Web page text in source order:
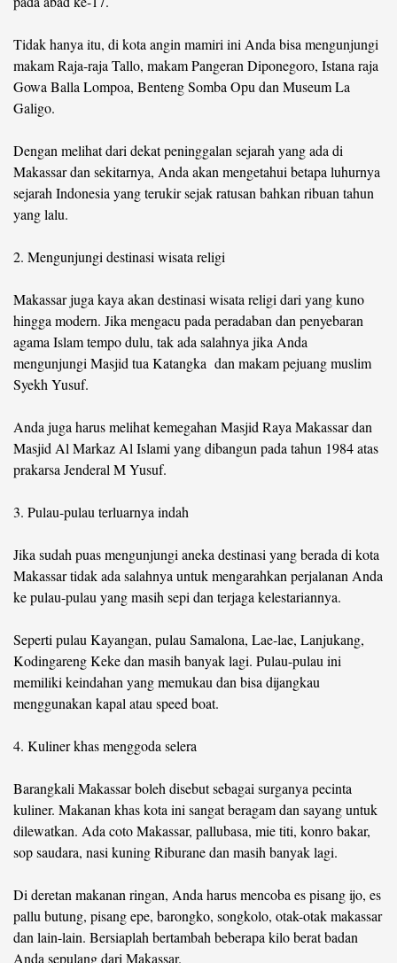
Tidak hanya itu, di kota angin mamiri ini Anda bisa mengunjungi
makam Raja-raja Tallo, makam Pangeran Diponegoro, Istana raja
Gowa Balla Lompoa, Benteng Somba Opu dan Museum La
Galigo.
Dengan melihat dari dekat peninggalan sejarah yang ada di
Makassar dan sekitarnya, Anda akan mengetahui betapa luhurnya
sejarah Indonesia yang terukir sejak ratusan bahkan ribuan tahun
yang lalu.
2. Mengunjungi destinasi wisata religi
Makassar juga kaya akan destinasi wisata religi dari yang kuno
hingga modern. Jika mengacu pada peradaban dan penyebaran
agama Islam tempo dulu, tak ada salahnya jika Anda
mengunjungi Masjid tua Katangka dan makam pejuang muslim
Syekh Yusuf.
Anda juga harus melihat kemegahan Masjid Raya Makassar dan
Masjid Al Markaz Al Islami yang dibangun pada tahun 1984 atas
prakarsa Jenderal M Yusuf.
3. Pulau-pulau terluarnya indah
Jika sudah puas mengunjungi aneka destinasi yang berada di kota
Makassar tidak ada salahnya untuk mengarahkan perjalanan Anda
ke pulau-pulau yang masih sepi dan terjaga kelestariannya.
Seperti pulau Kayangan, pulau Samalona, Lae-lae, Lanjukang,
Kodingareng Keke dan masih banyak lagi. Pulau-pulau ini
memiliki keindahan yang memukau dan bisa dijangkau
menggunakan kapal atau speed boat.
4. Kuliner khas menggoda selera
Barangkali Makassar boleh disebut sebagai surganya pecinta
kuliner. Makanan khas kota ini sangat beragam dan sayang untuk
dilewatkan. Ada coto Makassar, pallubasa, mie titi, konro bakar,
sop saudara, nasi kuning Riburane dan masih banyak lagi.
Di deretan makanan ringan, Anda harus mencoba es pisang ijo, es
pallu butung, pisang epe, barongko, songkolo, otak-otak makassar
dan lain-lain. Bersiaplah bertambah beberapa kilo berat badan
Anda sepulang dari Makassar.